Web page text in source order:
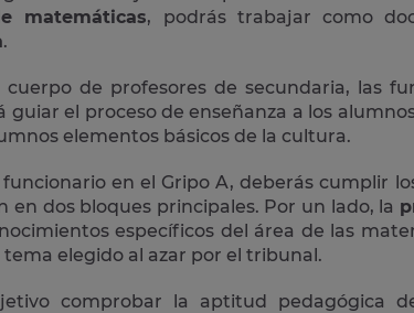
matemáticas, podrás trabajar como
.
de profesores de secundaria, las
el proceso de enseñanza a los
elementos básicos de la cultura.
en el Gripo A, deberás cumplir
en dos bloques principales. Por un lado, la
específicos del área de las
elegido al azar por el tribunal.
comprobar la aptitud pedagógica